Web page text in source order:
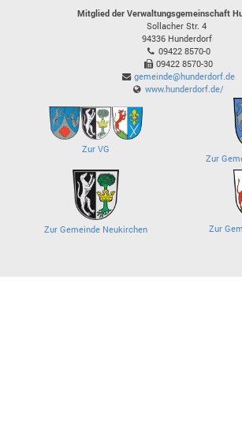
Mitglied der Verwaltungsgemeinschaft
Sollacher Str. 4
94336 Hunderdorf
09422 8570-0
09422 8570-30
gemeinde@hunderdorf.de
www.hunderdorf.de/
Zur VG
Zur
Zur Gemeinde Neukirchen Zur